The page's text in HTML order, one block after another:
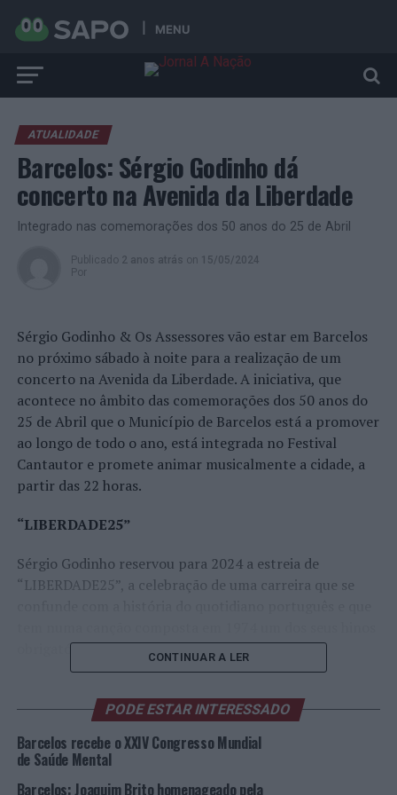
MENU
ATUALIDADE
Barcelos: Sérgio Godinho dá
concerto na Avenida da Liberdade
Integrado nas comemorações dos 50 anos do 25 de Abril
Publicado 2 anos atrás on 15/05/2024
Por
Sérgio Godinho & Os Assessores vão estar em Barcelos
no próximo sábado à noite para a realização de um
concerto na Avenida da Liberdade. A iniciativa, que
acontece no âmbito das comemorações dos 50 anos do
25 de Abril que o Município de Barcelos está a promover
ao longo de todo o ano, está integrada no Festival
Cantautor e promete animar musicalmente a cidade, a
partir das 22 horas.
“LIBERDADE25”
Sérgio Godinho reservou para 2024 a estreia de
“LIBERDADE25”, a celebração de uma carreira que se
obrigatórios.
“Liberdade” para dar mote aos seus espetáculos.
nacionais com uma produção com o mesmo título que
CONTINUAR A LER
PODE ESTAR INTERESSADO
Barcelos recebe o XXIV Congresso Mundial
de Saúde Mental
Barcelos: Joaquim Brito homenageado pela